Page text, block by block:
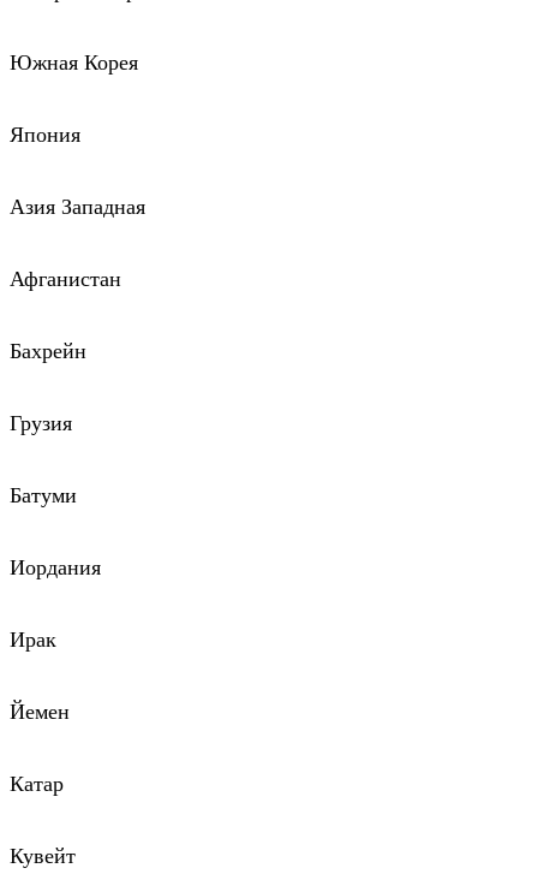
Южная Корея
Япония
Азия Западная
Афганистан
Бахрейн
Грузия
Батуми
Иордания
Ирак
Йемен
Катар
Кувейт